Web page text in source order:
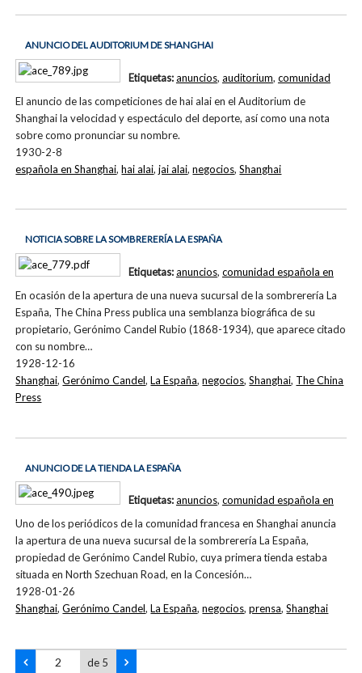
ANUNCIO DEL AUDITORIUM DE SHANGHAI
El anuncio de las competiciones de hai alai en el Auditorium de
Shanghai la velocidad y espectáculo del deporte, así como una nota
sobre como pronunciar su nombre.
1930-2-8
Etiquetas:anuncios, auditorium, comunidad
española en Shanghai,hai alai,jai alai,negocios,Shanghai
NOTICIA SOBRE LA SOMBRERERÍA LA ESPAÑA
En ocasión de la apertura de una nueva sucursal de la sombrerería La
España, The China Press publica una semblanza biográfica de su
propietario, Gerónimo Candel Rubio (1868-1934), que aparece citado
con su nombre…
1928-12-16
Etiquetas:anuncios, comunidad española en
Shanghai,Gerónimo Candel,La España,negocios,Shanghai, The China
Press
ANUNCIO DE LA TIENDA LA ESPAÑA
Uno de los periódicos de la comunidad francesa en Shanghai anuncia
la apertura de una nueva sucursal de la sombrerería La España,
propiedad de Gerónimo Candel Rubio, cuya primera tienda estaba
situada en North Szechuan Road, en la Concesión…
1928-01-26
Etiquetas:anuncios, comunidad española en
Shanghai,Gerónimo Candel,La España,negocios,prensa,Shanghai
de 5